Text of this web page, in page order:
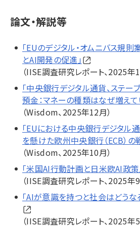
論文・解説等
「EUのデジタル・オムニバス規
とAI開発の促進」
（IISE調査研究レポート、2025年
「中央銀行デジタル通貨、ステー
預金：マネーの種類はなぜ増えて
（Wisdom、2025年12月）
「EUにおける中央銀行デジタル
を懸けた欧州中央銀行（ECB）の
（Wisdom、2025年10月）
「米国AI行動計画と日米欧AI政策
（IISE調査研究レポート、2025年9
「AIが意識を持つと社会はどうな
（IISE調査研究レポート、2025年5